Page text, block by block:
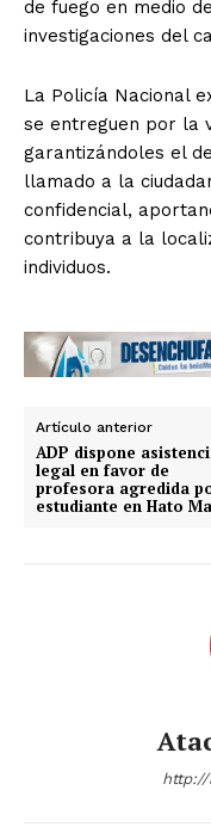
de fuego en medio
investigaciones del
La Policía Nacional
se entreguen por la
garantizándoles el
llamado a la
confidencial,
contribuya a la
individuos.
Artículo anterior
ADP dispone
legal en favor de
profesora agredida
estudiante en Hato
http://